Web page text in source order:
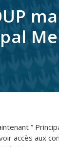
”
accès aux